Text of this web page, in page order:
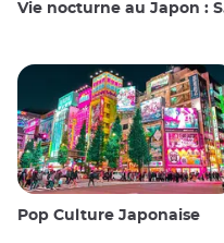
Vie nocturne au Japon : Sortir, voir et boire
Pop Culture Japonaise